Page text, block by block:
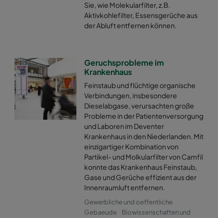
Sie, wie Molekularfilter, z.B.
Aktivkohlefilter, Essensgerüche aus
der Abluft entfernen können.
Geruchsprobleme im
Krankenhaus
Feinstaub und flüchtige organische
Verbindungen, insbesondere
Dieselabgase, verursachten große
Probleme in der Patientenversorgung
und Laboren im Deventer
Krankenhaus in den Niederlanden. Mit
einzigartiger Kombination von
Partikel- und Molkularfilter von Camfil
konnte das Krankenhaus Feinstaub,
Gase und Gerüche effizient aus der
Innenraumluft entfernen.
Gewerbliche und oeffentliche
Gebaeude
Biowissenschaften und